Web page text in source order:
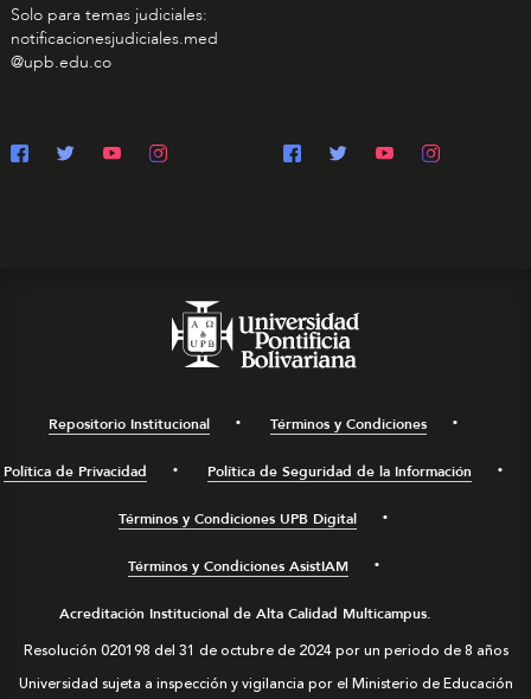
Solo para temas judiciales:
notificacionesjudiciales.med
@upb.edu.co
Repositorio Institucional Términos y Condiciones
Política de Privacidad Política de Seguridad de la Información
Términos y Condiciones UPB Digital
Términos y Condiciones AsistIAM
Acreditación Institucional de Alta Calidad Multicampus.
Resolución 020198 del 31 de octubre de 2024 por un periodo de 8 años
Universidad sujeta a inspección y vigilancia por el Ministerio de Educación